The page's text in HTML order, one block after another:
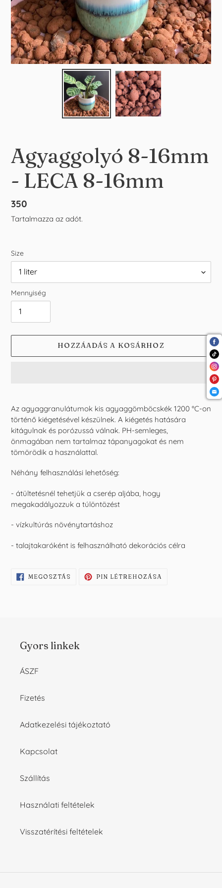
Agyaggolyó 8-16mm
- LECA 8-16mm
Normál
ár
350
Tartalmazza az adót.
Size
Mennyiség
HOZZÁADÁS A KOSÁRHOZ
termék
felvéve
a
kosárba
Az agyaggranulátumok kis agyaggömböcskék 1200 °C-on
történő kiégetésével készülnek. A kiégetés hatására
kitágulnak és porózussá válnak. PH-semleges,
önmagában nem tartalmaz tápanyagokat és nem
tömörödik a használattal.
Néhány felhasználási lehetőség:
- átültetésnél tehetjük a cserép aljába, hogy
megakadályozzuk a túlöntözést
- vízkultúrás növénytartáshoz
- talajtakaróként is felhasználható dekorációs célra
MEGOSZTÁS OSZD
MEG
PIN LÉTREHOZÁSA
Gyors linkek
ÁSZF
Fizetés
Adatkezelési tájékoztató
Kapcsolat
Szállítás
Használati feltételek
Visszatérítési feltételek